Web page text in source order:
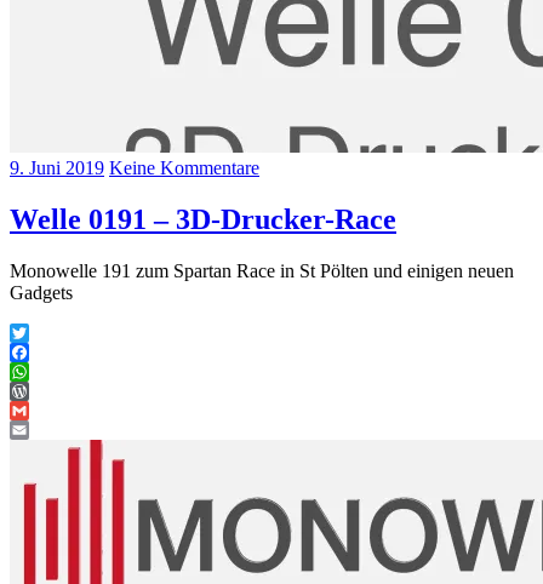
9. Juni 2019 Keine Kommentare
Welle 0191 – 3D-Drucker-Race
Monowelle 191 zum Spartan Race in St Pölten und einigen neuen
Gadgets
Twitter
Facebook
WhatsApp
WordPress
Gmail